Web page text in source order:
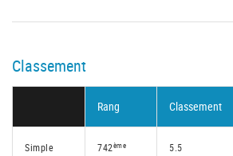
Classement
Rang Classement
Simple 742ème 5.5